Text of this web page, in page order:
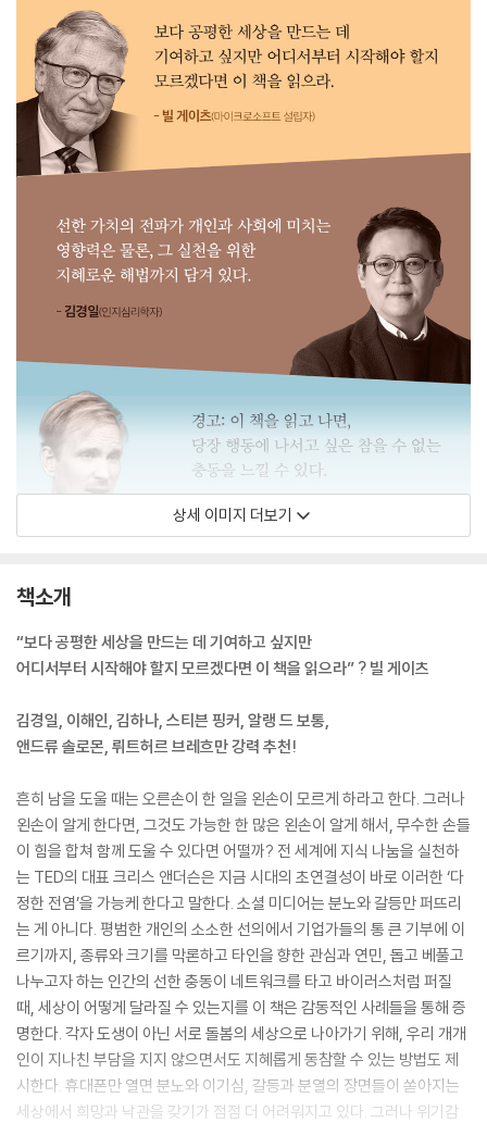
상세 이미지 더보기
책소개
“보다 공평한 세상을 만드는 데 기여하고 싶지만
어디서부터 시작해야 할지 모르겠다면 이 책을 읽으라” ? 빌 게이츠
김경일, 이해인, 김하나, 스티븐 핑커, 알랭 드 보통,
앤드류 솔로몬, 뤼트허르 브레흐만 강력 추천!
흔히 남을 도울 때는 오른손이 한 일을 왼손이 모르게 하라고 한다. 그러나
왼손이 알게 한다면, 그것도 가능한 한 많은 왼손이 알게 해서, 무수한 손들
이 힘을 합쳐 함께 도울 수 있다면 어떨까? 전 세계에 지식 나눔을 실천하
는 TED의 대표 크리스 앤더슨은 지금 시대의 초연결성이 바로 이러한 ‘다
정한 전염’을 가능케 한다고 말한다. 소셜 미디어는 분노와 갈등만 퍼뜨리
는 게 아니다. 평범한 개인의 소소한 선의에서 기업가들의 통 큰 기부에 이
르기까지, 종류와 크기를 막론하고 타인을 향한 관심과 연민, 돕고 베풀고
나누고자 하는 인간의 선한 충동이 네트워크를 타고 바이러스처럼 퍼질
때, 세상이 어떻게 달라질 수 있는지를 이 책은 감동적인 사례들을 통해 증
명한다. 각자 도생이 아닌 서로 돌봄의 세상으로 나아가기 위해, 우리 개개
인이 지나친 부담을 지지 않으면서도 지혜롭게 동참할 수 있는 방법도 제
시한다. 휴대폰만 열면 분노와 이기심, 갈등과 분열의 장면들이 쏟아지는
세상에서 희망과 낙관을 갖기가 점점 더 어려워지고 있다. 그러나 위기감